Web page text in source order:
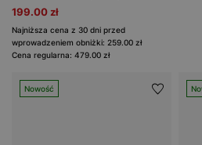
199.00 zł
Najniższa cena z 30 dni przed
wprowadzeniem obniżki: 259.00 zł
Cena regularna: 479.00 zł
Nowość